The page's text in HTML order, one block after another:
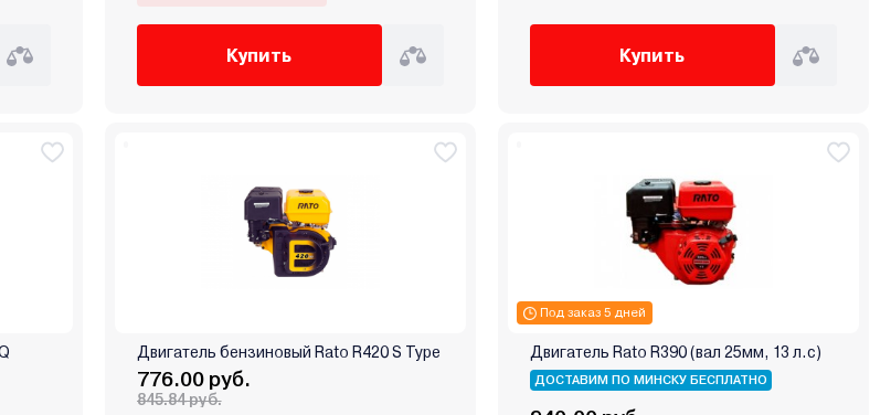
Купить Купить
Двигатель бензиновый Rato R420 S Type
776.00 руб.
845.84 руб.
Под заказ 5 дней
Двигатель Rato R390 (вал 25мм, 13 л.с)
ДОСТАВИМ ПО МИНСКУ БЕСПЛАТНО